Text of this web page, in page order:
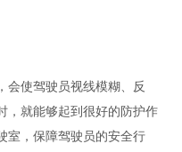
使驾驶员视线模糊、反
，就能够起到很好的防护作
室，保障驾驶员的安全行